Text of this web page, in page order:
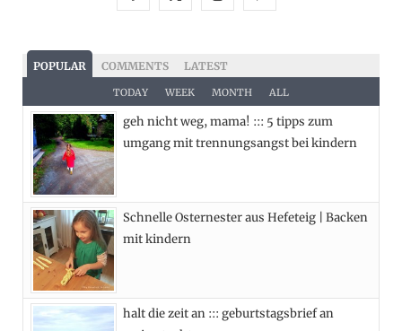
c
e
b
k
T
w
i
e
s
t
a
a
e
s
POPULAR COMMENTS LATEST
TODAY WEEK MONTH ALL
geh nicht weg, mama! ::: 5 tipps zum
umgang mit trennungsangst bei kindern
Schnelle Osternester aus Hefeteig | Backen
mit kindern
halt die zeit an ::: geburtstagsbrief an